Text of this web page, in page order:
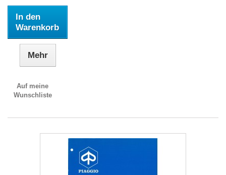
In den
Warenkorb
Mehr
Auf meine
Wunschliste